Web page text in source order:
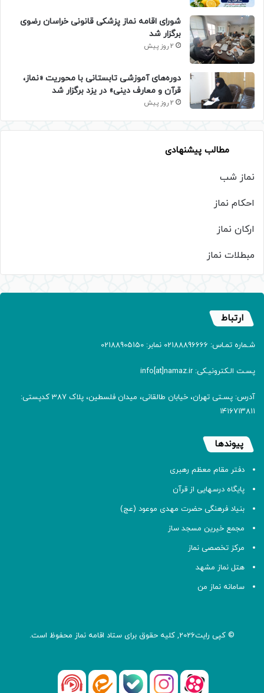
شورای اقامه نماز پزشکی قانونی خراسان رضوی
برگزار شد
2 روز پیش
دوره‌های آموزشی تابستانی با محوریت «نماز،
قرآن و معارف دینی» در یزد برگزار شد
2 روز پیش
مطالب پیشنهادی
نماز شب
احکام نماز
ارکان نماز
مبطلات نماز
ارتباط
شـماره تمـاس: 02188896666 نمابر: 02188905150
پسـت الـکترونیـکی: info[at]namaz.ir
آدرس: پسـتی تهران، خیابان طالقانی، میدان فلسطین، پلاک 387 کدپستی:
۱۴۱۶۷۱۳۸۱۱
پیوندها
دفتر مقام معظم رهبری
پایگاه درسهایی از قرآن
بنیاد فرهنگی حضرت مهدی موعود (عج)
مجمع خیرین مسجد ساز
مرکز تخصصی نماز
هتل نماز مشهد
سامانه نماز من
© کپی رایت2026, کلیه حقوق برای ستاد اقامه نماز محفوظ است.
آپارات اینستاگرام
بله ایتا